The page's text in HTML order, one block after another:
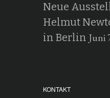
Neue
Helmut
in Berlin Juni
KONTAKT